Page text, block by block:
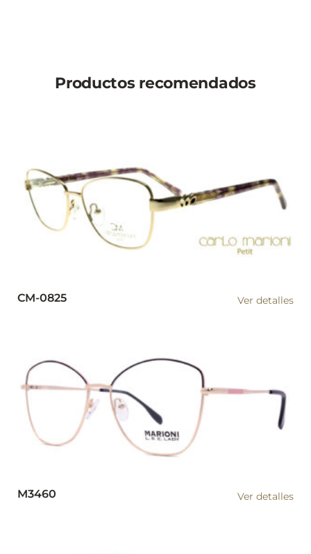
Productos recomendados
CM-0825 Ver detalles
M3460 Ver detalles